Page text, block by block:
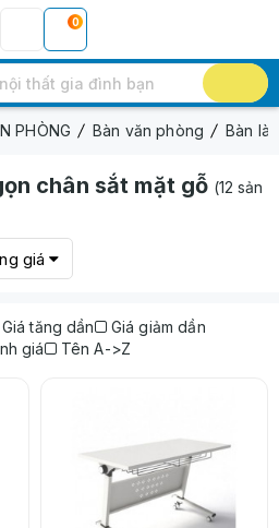
0
PHÒNG Bàn văn phòng Bàn
chân sắt mặt gỗ (12 sản
giá
Giá tăng dần
Giá giảm dần
giá Tên A->Z